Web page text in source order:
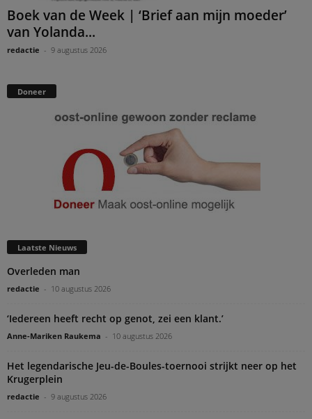
Boek van de Week | ‘Brief aan mijn moeder’
van Yolanda...
redactie - 9 augustus 2026
Doneer
Laatste Nieuws
Overleden man
redactie - 10 augustus 2026
‘Iedereen heeft recht op genot, zei een klant.’
Anne-Mariken Raukema - 10 augustus 2026
Het legendarische Jeu-de-Boules-toernooi strijkt neer op het
Krugerplein
redactie - 9 augustus 2026